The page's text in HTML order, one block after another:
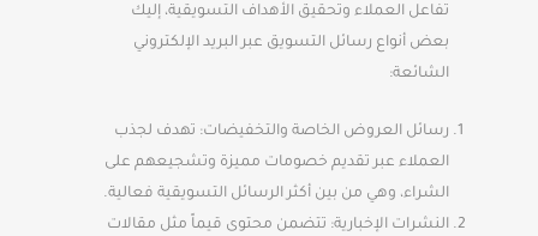
تفاعل العملاء وتحقيق الأهداف التسويقية، إليك
بعض أنواع رسائل التسويق عبر البريد الإلكتروني
الشائعة:
رسائل العروض الخاصة والتخفيضات: تهدف لجذب
العملاء عبر تقديم خصومات مميزة وتشجيعهم على
الشراء، وهي من بين أكثر الرسائل التسويقية فعالية.
النشرات الإخبارية: تتضمن محتوى قيماً مثل مقالات